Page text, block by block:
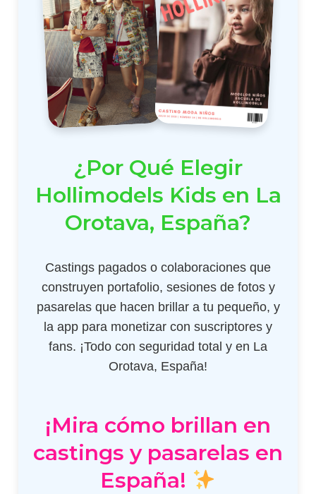
¿Por Qué Elegir
Hollimodels Kids en La
Orotava, España?
Castings pagados o colaboraciones que
construyen portafolio, sesiones de fotos y
pasarelas que hacen brillar a tu pequeño, y
la app para monetizar con suscriptores y
fans. ¡Todo con seguridad total y en La
Orotava, España!
¡Mira cómo brillan en
castings y pasarelas en
España!